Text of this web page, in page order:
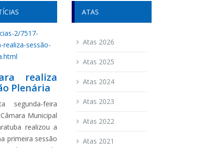
realiza
Plenária
segunda-feira
Municipal
realizou a
primeira sessão
ATAS
Atas 2026
Atas 2025
Atas 2024
Atas 2023
Atas 2022
Atas 2021